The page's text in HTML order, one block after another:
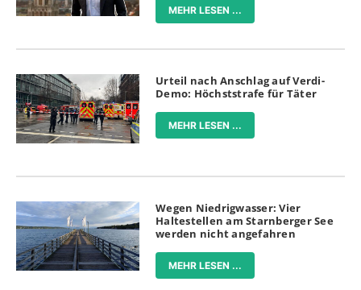
MEHR LESEN ...
Urteil nach Anschlag auf Verdi-
Demo: Höchststrafe für Täter
MEHR LESEN ...
Wegen Niedrigwasser: Vier
Haltestellen am Starnberger See
werden nicht angefahren
MEHR LESEN ...